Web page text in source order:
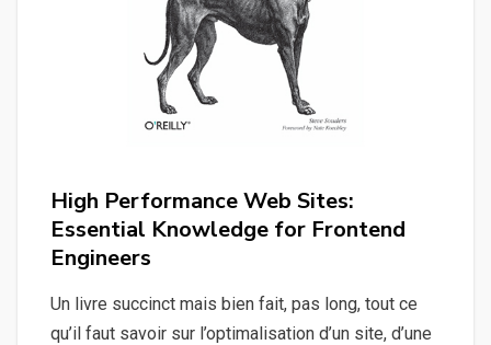
High Performance Web Sites:
Essential Knowledge for Frontend
Engineers
Un livre succinct mais bien fait, pas long, tout ce
qu’il faut savoir sur l’optimalisation d’un site, d’une